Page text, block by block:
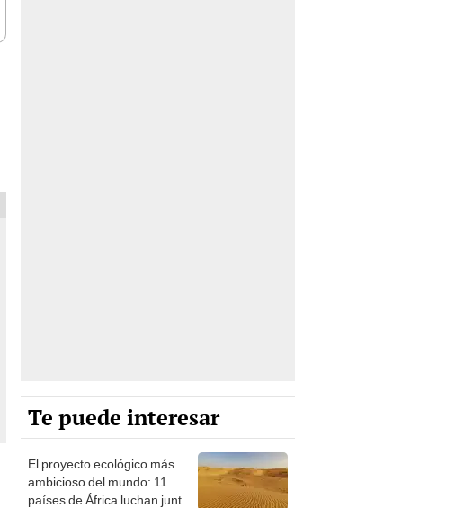
Te puede interesar
El proyecto ecológico más
ambicioso del mundo: 11
países de África luchan juntos